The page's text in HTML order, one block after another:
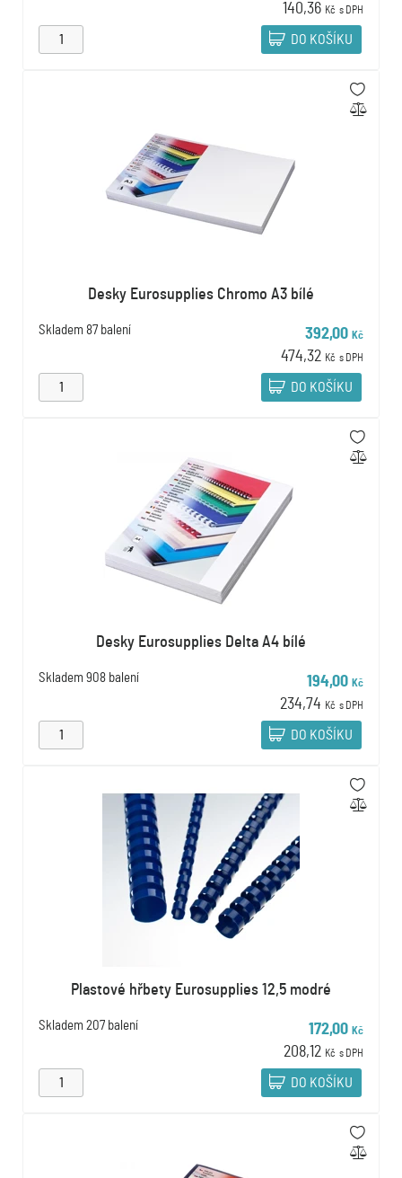
140,36 Kč s DPH
DO KOŠÍKU
Desky Eurosupplies Chromo A3 bílé
Skladem 87 balení 392,00 Kč
474,32 Kč s DPH
DO KOŠÍKU
Desky Eurosupplies Delta A4 bílé
Skladem 908 balení 194,00 Kč
234,74 Kč s DPH
DO KOŠÍKU
Plastové hřbety Eurosupplies 12,5 modré
Skladem 207 balení 172,00 Kč
208,12 Kč s DPH
DO KOŠÍKU